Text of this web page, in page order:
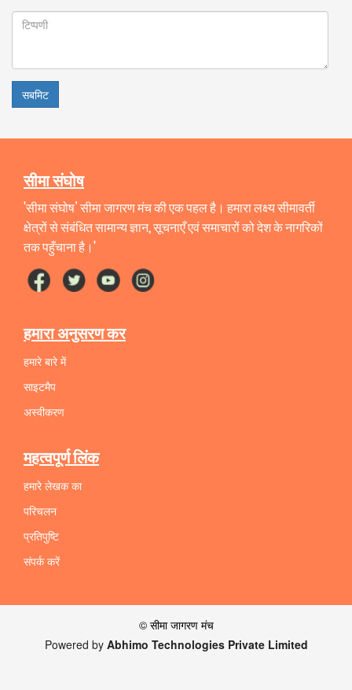
सबमिट
सीमा संघोष
'सीमा संघोष’ सीमा जागरण मंच की एक पहल है। हमारा लक्ष्य सीमावर्ती
क्षेत्रों से संबंधित सामान्य ज्ञान, सूचनाएँ एवं समाचारों को देश के नागरिकों
तक पहुँचाना है।'
हमारा अनुसरण कर
हमारे बारे में
साइटमैप
अस्वीकरण
महत्वपूर्ण लिंक
हमारे लेखक का
परिचलन
प्रतिपुष्टि
संपर्क करें
© सीमा जागरण मंच
Powered by Abhimo Technologies Private Limited